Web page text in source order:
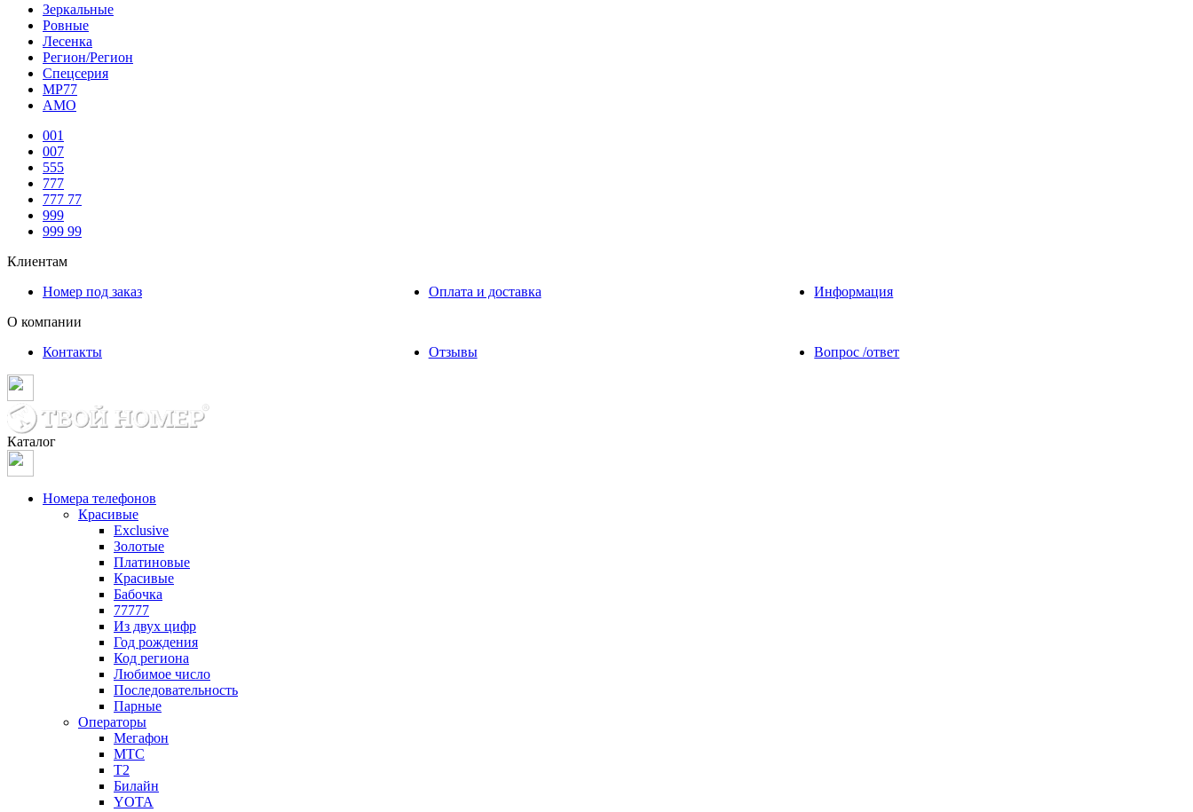
Зеркальные
Ровные
Лесенка
Регион/Регион
Спецсерия
МР77
АМО
001
007
555
777
777 77
999
999 99
Клиентам
Номер под заказ
Оплата и доставка
Информация
О компании
Контакты
Отзывы Вопрос /ответ
Каталог
Номера телефонов
Красивые
Exclusive
Золотые
Платиновые
Красивые
Бабочка
77777
Из двух цифр
Год рождения
Код региона
Любимое число
Последовательность
Парные
Операторы
Мегафон
МТС
Т2
Билайн
YOTA